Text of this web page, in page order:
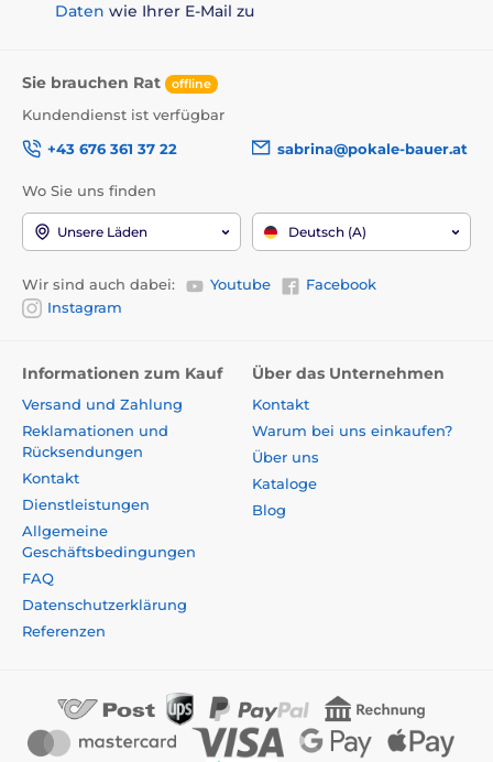
Daten wie Ihrer E-Mail zu
Sie brauchen Rat offline
Kundendienst ist verfügbar
+43 676 361 37 22
sabrina@pokale-bauer.at
Wo Sie uns finden
Unsere Läden Deutsch (A)
Wir sind auch dabei: Youtube
Facebook
Instagram
Informationen zum Kauf
Versand und Zahlung
Reklamationen und
Rücksendungen
Kontakt
Dienstleistungen
Allgemeine
Geschäftsbedingungen
FAQ
Datenschutzerklärung
Referenzen
Über das Unternehmen
Kontakt
Warum bei uns einkaufen?
Über uns
Kataloge
Blog